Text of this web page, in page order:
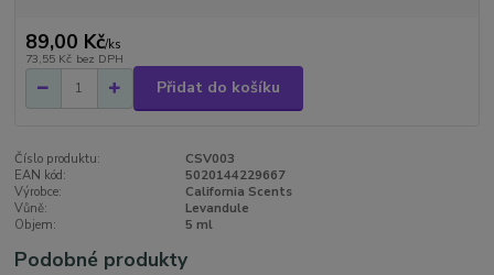
89,00 Kč/ks
73,55 Kč bez DPH
Přidat do košíku
Číslo produktu:
CSV003
EAN kód:
5020144229667
Výrobce:
California Scents
Vůně:
Levandule
Objem:
5 ml
Podobné produkty